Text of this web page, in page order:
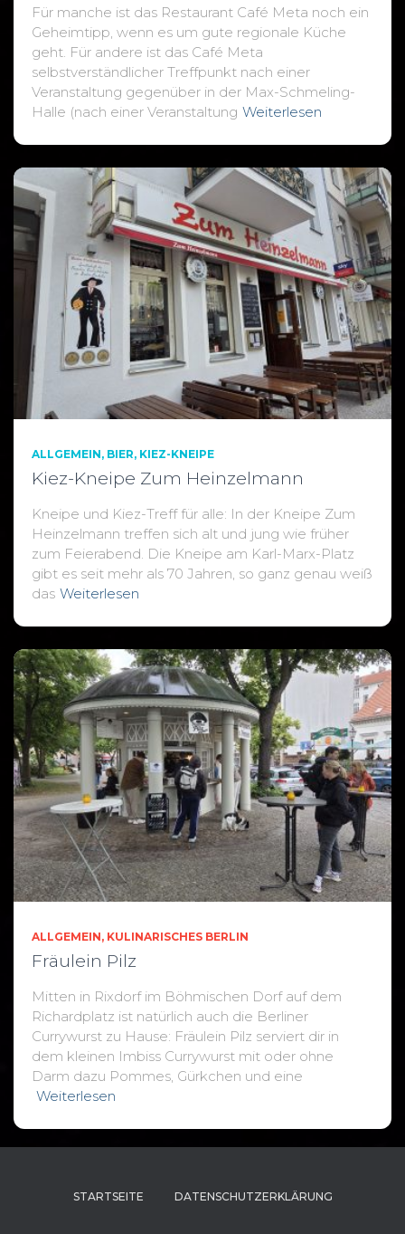
Für manche ist das Restaurant Café Meta noch ein
Geheimtipp, wenn es um gute regionale Küche
geht. Für andere ist das Café Meta
selbstverständlicher Treffpunkt nach einer
Veranstaltung gegenüber in der Max-Schmeling-
Halle (nach einer Veranstaltung Weiterlesen
ALLGEMEIN BIER KIEZ-KNEIPE
Kiez-Kneipe Zum Heinzelmann
Kneipe und Kiez-Treff für alle: In der Kneipe Zum
Heinzelmann treffen sich alt und jung wie früher
zum Feierabend. Die Kneipe am Karl-Marx-Platz
gibt es seit mehr als 70 Jahren, so ganz genau weiß
das Weiterlesen
ALLGEMEIN KULINARISCHES BERLIN
Fräulein Pilz
Mitten in Rixdorf im Böhmischen Dorf auf dem
Richardplatz ist natürlich auch die Berliner
Currywurst zu Hause: Fräulein Pilz serviert dir in
dem kleinen Imbiss Currywurst mit oder ohne
Darm dazu Pommes, Gürkchen und eine
Weiterlesen
STARTSEITE DATENSCHUTZERKLÄRUNG